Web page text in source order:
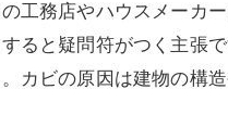
工務店やハウスメーカ
ると疑問符がつく主張
カビの原因は建物の構